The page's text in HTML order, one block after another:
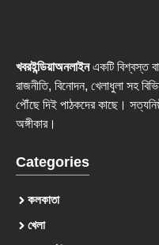
খবরইন্ডিয়াঅনলাইনএকটি বিশ্বস্ত
রাজনীতি, বিনোদন, খেলাধুলা সহ
পৌঁছে দিই পাঠকদের কাছে।
অঙ্গীকার।
Categories
কলকাতা
খেলা